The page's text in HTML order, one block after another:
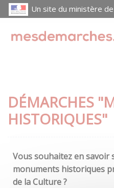
Un site du ministère
DÉMARCHES
HISTORIQUES"
Vous souhaitez en savoir
monuments historiques
de la Culture ?